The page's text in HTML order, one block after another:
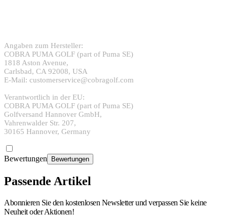
Angaben zum Hersteller:
COBRA PUMA GOLF (part of Puma SE)
1818 Aston Avenue,
Carlsbad, CA 92008, USA
E-Mail: customerservice@cobragolf.com
Verantwortlich in der EU:
COBRA PUMA GOLF (part of Puma SE)
Golfversand Hannover GmbH,
Vahrenwalder Str. 207,
30165 Hannover, Germany
Bewertungen Bewertungen
Passende Artikel
Abonnieren Sie den kostenlosen Newsletter und verpassen Sie keine
Neuheit oder Aktionen!